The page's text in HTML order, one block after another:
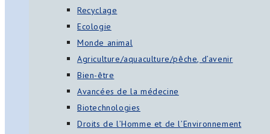
Recyclage
Ecologie
Monde animal
Agriculture/aquaculture/pêche, d’avenir
Bien-être
Avancées de la médecine
Biotechnologies
Droits de l’Homme et de l’Environnement